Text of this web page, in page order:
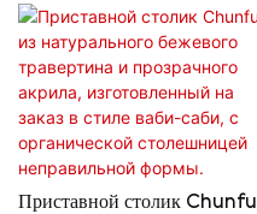
Приставной столик Chunfu